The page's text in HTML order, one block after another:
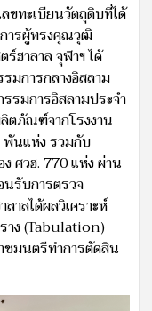
ลขทะเบียนวัตถุดิบที่ได้
ารผู้ทรงคุณวุฒิ
ฮาลาล จุฬาฯ ได้
มการกลางอิสลาม
รมการอิสลามประจำ
ตภัณฑ์จากโรงงาน
พันแห่ง รวมกับ
ศวฮ. 770 แห่ง ผ่าน
นรับการตรวจ
าลได้ผลวิเคราะห์
าง (Tabulation)
มนตรีทำการตัดสิน